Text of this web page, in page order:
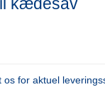
kædesav
os for aktuel